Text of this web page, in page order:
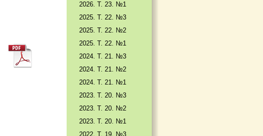
2026. T. 23. №1
2025. T. 22. №3
2025. Т. 22. №2
2025. Т. 22. №1
2024. Т. 21. №3
2024. Т. 21. №2
2024. Т. 21. №1
2023. Т. 20. №3
2023. Т. 20. №2
2023. Т. 20. №1
2022. Т. 19. №3